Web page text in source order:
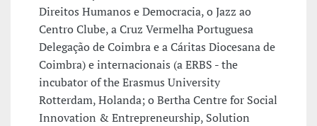
Direitos Humanos e Democracia, o Jazz ao
Centro Clube, a Cruz Vermelha Portuguesa
Delegação de Coimbra e a Cáritas Diocesana de
Coimbra) e internacionais (a ERBS - the
incubator of the Erasmus University
Rotterdam, Holanda; o Bertha Centre for Social
Innovation & Entrepreneurship, Solution